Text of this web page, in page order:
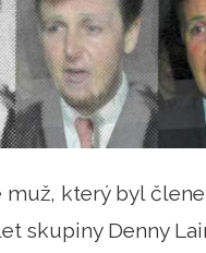
muž, který byl
skupiny Denny